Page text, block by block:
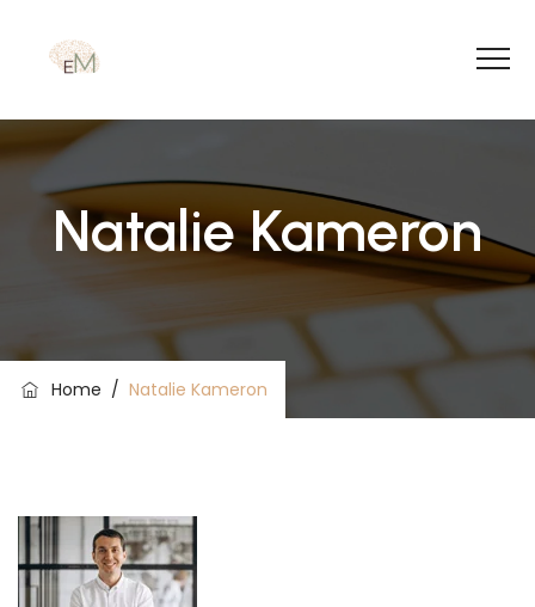
Natalie Kameron
Home / Natalie Kameron